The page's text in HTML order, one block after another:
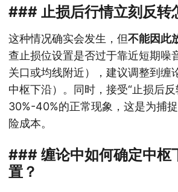
### 止损后行情立刻反转
这种情况确实会发生，但不能因此
查止损位设置是否过于靠近短期噪
关口或均线附近），建议调整到缠
中枢下沿）。同时，接受“止损后
30%-40%的正常现象，这是为捕
险成本。
### 缠论中如何确定中枢
置？